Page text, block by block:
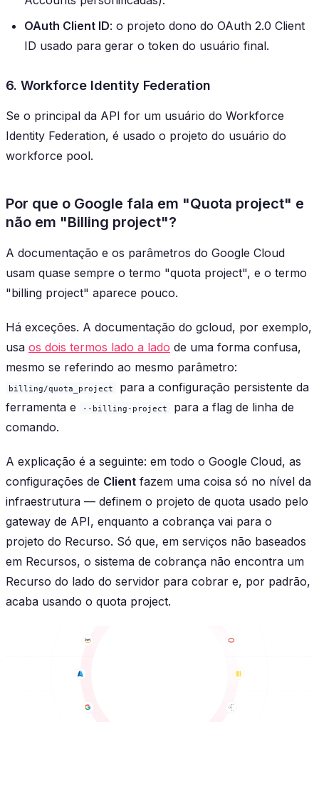
OAuth Client ID: o projeto dono do OAuth 2.0 Client
ID usado para gerar o token do usuário final.
6. Workforce Identity Federation
Se o principal da API for um usuário do Workforce
Identity Federation, é usado o projeto do usuário do
workforce pool.
Por que o Google fala em "Quota project" e
não em "Billing project"?
A documentação e os parâmetros do Google Cloud
usam quase sempre o termo "quota project", e o termo
"billing project" aparece pouco.
Há exceções. A documentação do gcloud, por exemplo,
usa os dois termos lado a lado de uma forma confusa,
mesmo se referindo ao mesmo parâmetro:
billing/quota_project
para a configuração persistente da
ferramenta e
--billing-project
para a flag de linha de
comando.
A explicação é a seguinte: em todo o Google Cloud, as
configurações de Client fazem uma coisa só no nível da
infraestrutura — definem o projeto de quota usado pelo
gateway de API, enquanto a cobrança vai para o
projeto do Recurso. Só que, em serviços não baseados
em Recursos, o sistema de cobrança não encontra um
Recurso do lado do servidor para cobrar e, por padrão,
acaba usando o quota project.